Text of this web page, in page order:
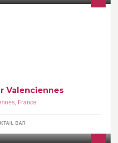
Valenciennes
, France
BAR